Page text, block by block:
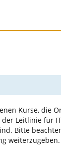
Kurse, die
der Leitlinie für
Bitte
weiterzugeben.